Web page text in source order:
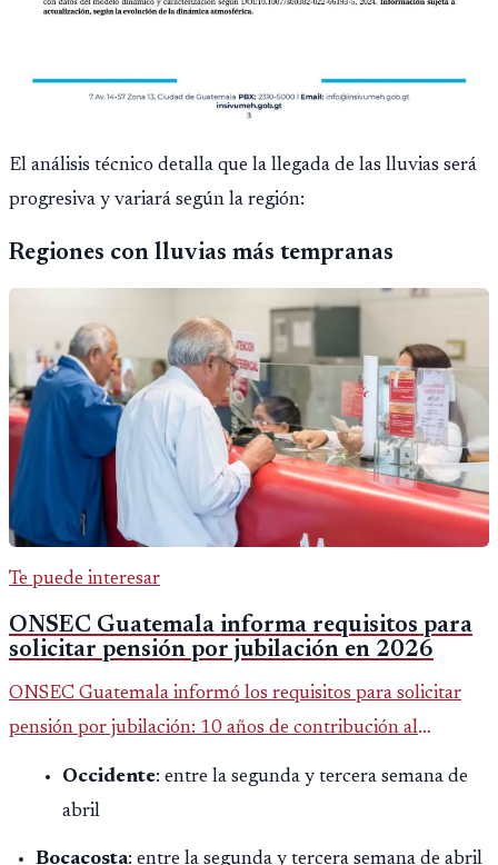
El análisis técnico detalla que la llegada de las lluvias será
progresiva y variará según la región:
Regiones con lluvias más tempranas
Te puede interesar
ONSEC Guatemala informa requisitos para
solicitar pensión por jubilación en 2026
ONSEC Guatemala informó los requisitos para solicitar
pensión por jubilación: 10 años de contribución al
Montepío y 50 años de edad, o 20 años de servicio sin
importar edad.
Occidente: entre la segunda y tercera semana de
abril
Bocacosta: entre la segunda y tercera semana de abril